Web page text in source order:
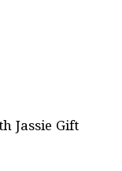
Jassie Gift